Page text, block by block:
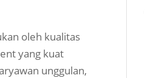
oleh kualitas
yang kuat
unggulan,